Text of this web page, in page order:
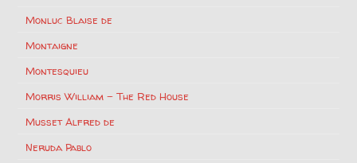
Monluc Blaise de
Montaigne
Montesquieu
Morris William – The Red House
Musset Alfred de
Neruda Pablo